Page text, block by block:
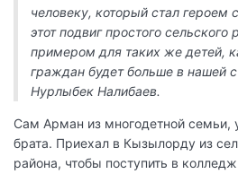
человеку, который стал героем
этот подвиг простого сельского
примером для таких же детей,
граждан будет больше в нашей
Нурлыбек Налибаев.
Сам Арман из многодетной семьи,
брата. Приехал в Кызылорду из
района, чтобы поступить в